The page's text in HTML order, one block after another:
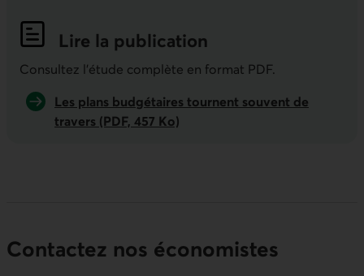
Lire la publication
Indicateurs économiques de la
Consultez l'étude complète en format PDF.
Les plans budgétaires tournent souvent de
travers (PDF, 457 Ko)
Contactez nos économistes